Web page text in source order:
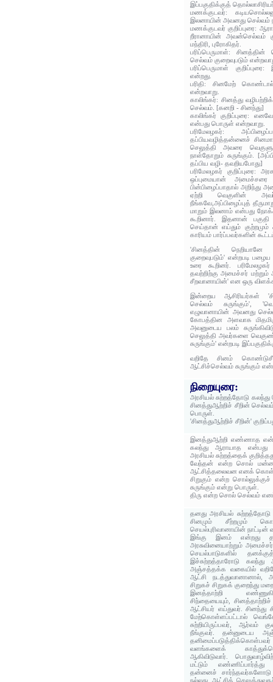
இப்பகுதிக்குத்
மணக்குடவர்:
இலனாயின் அவனது செல்வம்
மணக்குடவர் குறிப்புரை:
றீரானாயின் அவன்செல்வம்
மந்திரி, புரோகிதர்.
பரிப்பெருமாள்: சினத்தின்
செல்வம் குறைவுபடும்
பரிப்பெருமாள்
என்றது.
பரிதி: சினமேற்
என்றவாறு.
காலிங்கர்: சினத்து
செல்வம். [கனறி - சினந்து]
காலிங்கர் குறிப்புரை:
என்பது பொருள் என்றவாறு.
பரிமேலழகர்:
தப்பியவழித்தன்னைச்
செலுத்தி அவரை
நாள்தோறும் சுருங்கும்.
தப்பிய வழி- தவறியபோது]
பரிமேலழகர் குறிப்புரை:
ஒப்புமையான்
பின்பிழைப்பாதால் அறிந்து
ஏற்றி வெகுளின்
நீங்கவே,அப்பிழைப்புத்
மாறும் இலனாம் என்பது
கூறினார். இதனான்
செய்தான் எய்தும் குற்றமும்
காரியம் பார்ப்பவர்களின்
'சினத்தின் நெறியானே
குறைவுபடும்' என்றபடி
உரை கூறினர்.
தவற்றிற்கு அமைச்சர் மற்றும்
சீறவானாயின்' என ஒரு
இன்றைய ஆசிரியர்கள்
செல்வம் சுருங்கும்',
எழுவானாயின் அவனது
கோபத்தின அளவாக
அவனுடைய பலம்
செலுத்தி அவர்களை
சுருங்கும்' என்றபடி
வறிதே சினம்
ஆட்சிச்செல்வம் சுருங்கும்
நிறையுரை:
அரசியல் சுற்றத்தோடு
சினத்துஆற்றிச் சீறின் செல்வம்
பொருள்.
'சினத்துஆற்றிச் சீறின்'
இனத்துஆற்றி எண்ணாத
கலந்து ஆராயாத என்பது
அரசியல் சுற்றத்தைக்
வேந்தன் என்ற சொல்
ஆட்சித்தலைவன எனக்
சிறுகும் என்ற சொல்லுக்குச்
சுருங்கும் என்று பொருள்.
திரு என்ற சொல் செல்வம்
தனது அரசியல்
சினமும் சீற்றமும்
செயல்புரிவானாயின் நாட்டின்
இங்கு இனம் என்றது
அரசுவினையாற்றும்
செயல்பாடுகளில்
இச்சுற்றத்தாரோடு
அஞ்சத்தக்க வகையில்
ஆட்சி நடத்துவானானால்,
சிறுகச் சிறுகக் குறைந்து
இனத்தாற்றி
சிந்தையையும்,
ஆட்சியர் எய்துவர்.
மேற்கொள்ளப்பட்டால்
சுற்றியிருப்பவர், ஆர்வம்
நீங்குவர். தன்னுடைய
வளங்களைக்
ஆகிவிடுவார்.
மட்டும் எண்ணிப்பார்த்து
தன்னைச் சார்ந்தவர்களோடு
நல்லது. ஆட்சிக்